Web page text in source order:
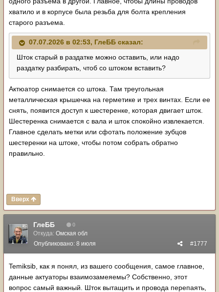
хватило и в корпусе была резьба для болта крепления
старого разъема.
07.07.2026 в 02:53, ГлеББ сказал:
Шток старый в раздатке можно оставить, или надо
раздатку разбирать, чтоб со штоком вставить?
Актюатор снимается со штока. Там треугольная
металлическая крышечка на герметике и трех винтах. Если ее
снять, появится доступ к шестеренке, которая двигает шток.
Шестеренка снимается с вала и шток спокойно извлекается.
Главное сделать метки или сфотать положение зубцов
шестеренки на штоке, чтобы потом собрать обратно
правильно.
Вверх
ГлеББ 0
Откуда: Омская обл
#1777
Опубликовано: 8 июля
Temiksib, как я понял, из вашего сообщения, самое главное,
данные актуаторы взаимозамеяемы? Собственно, этот
вопрос самый важный. Шток вытащить и провода перепаять,